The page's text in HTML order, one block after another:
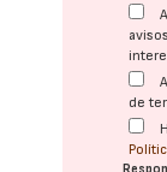
de